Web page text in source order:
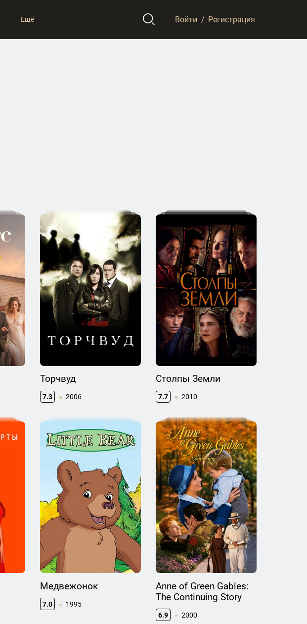
Ещё Войти / Регистрация
Торчвуд
7.3 2006
Столпы Земли
7.7 2010
Медвежонок
7.0 1995
Anne of Green Gables:
The Continuing Story
6.9 2000